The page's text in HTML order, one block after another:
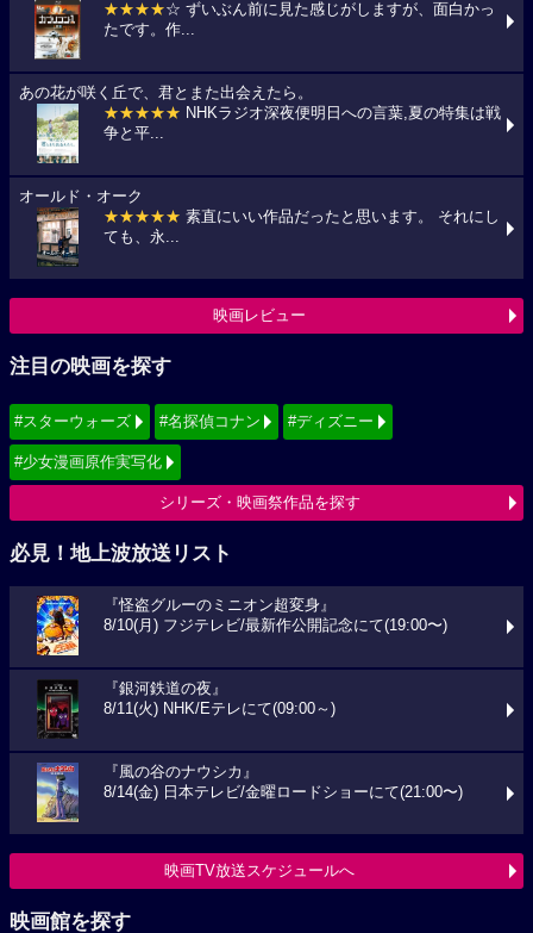
★★★★☆ ずいぶん前に見た感じがしますが、面白かっ
たです。作...
あの花が咲く丘で、君とまた出会えたら。
★★★★★ NHKラジオ深夜便明日への言葉,夏の特集は戦
争と平...
オールド・オーク
★★★★★ 素直にいい作品だったと思います。 それにし
ても、永...
映画レビュー
注目の映画を探す
#スターウォーズ #名探偵コナン #ディズニー
#少女漫画原作実写化
シリーズ・映画祭作品を探す
必見！地上波放送リスト
『怪盗グルーのミニオン超変身』
8/10(月) フジテレビ/最新作公開記念にて(19:00〜)
『銀河鉄道の夜』
8/11(火) NHK/Eテレにて(09:00～)
『風の谷のナウシカ』
8/14(金) 日本テレビ/金曜ロードショーにて(21:00〜)
映画TV放送スケジュールへ
映画館を探す